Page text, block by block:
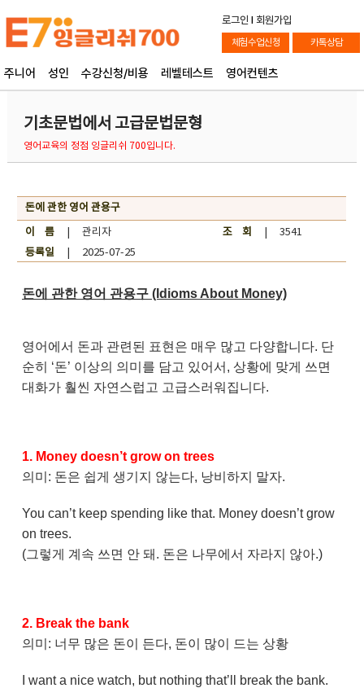
로그인 l 회원가입
체험수업신청 카톡상담
주니어 성인 수강신청/비용 레벨테스트 영어컨텐츠
기초문법에서 고급문법문형
영어교육의 정점 잉글리쉬 700입니다.
돈에 관한 영어 관용구
이 름| 관리자 조 회
| 3541
등록일| 2025-07-25
돈에 관한 영어 관용구 (Idioms About Money)
영어에서 돈과 관련된 표현은 매우 많고 다양합니다. 단
순히 ‘돈’ 이상의 의미를 담고 있어서, 상황에 맞게 쓰면
대화가 훨씬 자연스럽고 고급스러워집니다.
1. Money doesn’t grow on trees
의미: 돈은 쉽게 생기지 않는다, 낭비하지 말자.
You can’t keep spending like that. Money doesn’t grow
on trees.
(그렇게 계속 쓰면 안 돼. 돈은 나무에서 자라지 않아.)
2. Break the bank
의미: 너무 많은 돈이 든다, 돈이 많이 드는 상황
I want a nice watch, but nothing that’ll break the bank.